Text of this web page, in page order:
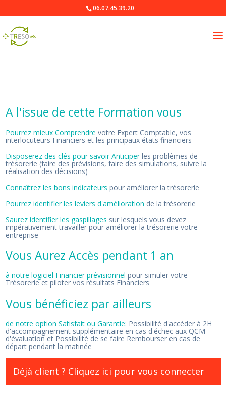
06.07.45.39.20
A l'issue de cette Formation vous
Pourrez mieux Comprendre votre Expert Comptable, vos
interlocuteurs Financiers et les principaux états financiers
Disposerez des clés pour savoir Anticiperles problèmes de
trésorerie (faire des prévisions, faire des simulations, suivre la
réalisation des décisions)
Connaîtrez les bons indicateurs pour améliorer la trésorerie
Pourrez identifier les leviers d'amélioration de la trésorerie
Saurez identifier les gaspillages sur lesquels vous devez
impérativement travailler pour améliorer la trésorerie votre
entreprise
Vous Aurez Accès pendant 1 an
à notre logiciel Financier prévisionnel pour simuler votre
Trésorerie et piloter vos résultats Financiers
Vous bénéficiez par ailleurs
de notre option Satisfait ou Garantie: Possibilité d'accéder à 2H
d'accompagnement supplémentaire en cas d'échec aux QCM
d'évaluation et Possibilité de se faire Rembourser en cas de
départ pendant la matinée
Déjà client ? Cliquez ici pour vous connecter